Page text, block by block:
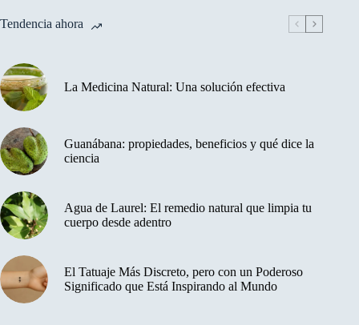
Tendencia ahora
La Medicina Natural: Una solución efectiva
Guanábana: propiedades, beneficios y qué dice la
ciencia
Agua de Laurel: El remedio natural que limpia tu
cuerpo desde adentro
El Tatuaje Más Discreto, pero con un Poderoso
Significado que Está Inspirando al Mundo